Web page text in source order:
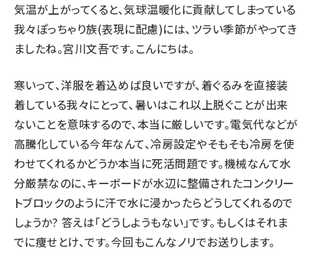
気温が上がってくると、気球温暖化に貢献してしまっている
我々ぽっちゃり族(表現に配慮)には、ツラい季節がやってき
ましたね。宮川文吾です。こんにちは。
寒いって、洋服を着込めば良いですが、着ぐるみを直接装
着している我々にとって、暑いはこれ以上脱ぐことが出来
ないことを意味するので、本当に厳しいです。電気代などが
高騰化している今年なんて、冷房設定やそもそも冷房を使
わせてくれるかどうか本当に死活問題です。機械なんて水
分厳禁なのに、キーボードが水辺に整備されたコンクリー
トブロックのように汗で水に浸かったらどうしてくれるので
しょうか? 答えは「どうしようもない」です。もしくはそれま
でに痩せとけ、です。今回もこんなノリでお送りします。